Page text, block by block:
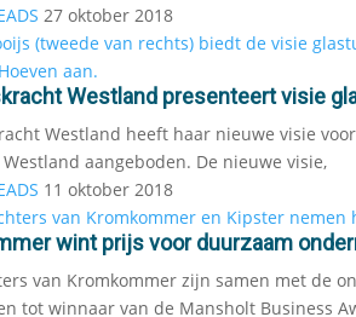
27 oktober 2018
Westland presenteert visie
Westland heeft haar nieuwe visie
aangeboden. De nieuwe visie,
11 oktober 2018
wint prijs voor duurzaam
van Kromkommer zijn samen met de
tot winnaar van de Mansholt Business